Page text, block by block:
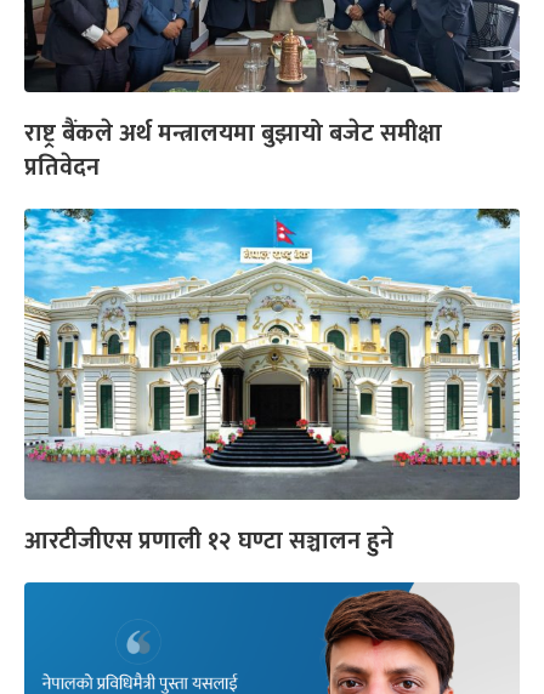
राष्ट्र बैंकले अर्थ मन्त्रालयमा बुझायो बजेट समीक्षा
प्रतिवेदन
आरटीजीएस प्रणाली १२ घण्टा सञ्चालन हुने